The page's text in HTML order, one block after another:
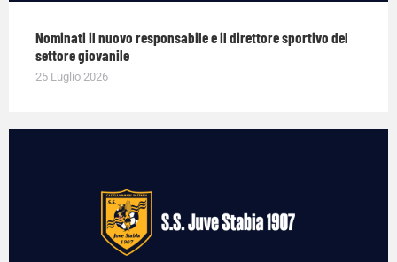
Nominati il nuovo responsabile e il direttore sportivo del
settore giovanile
25 Luglio 2026